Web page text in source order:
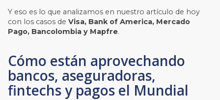
Y eso es lo que analizamos en nuestro artículo de hoy
con los casos deVisa, Bank of America, Mercado
Pago, Bancolombia y Mapfre.
Cómo están aprovechando
bancos, aseguradoras,
fintechs y pagos el Mundial